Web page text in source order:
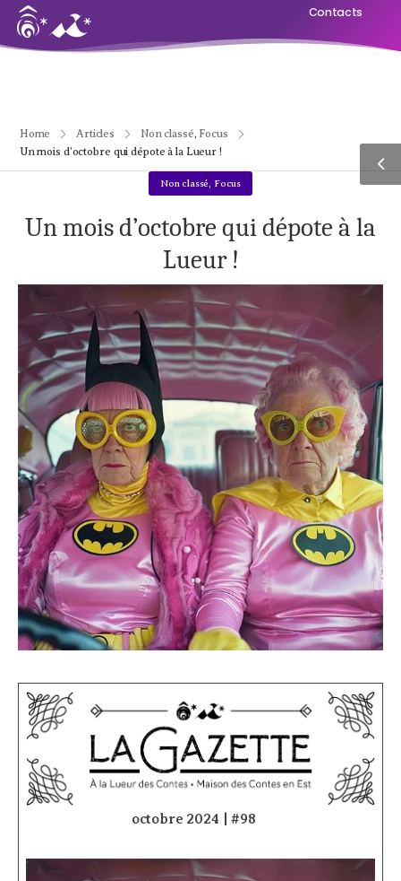
Contacts
Home Articles Non classé, Focus
Un mois d’octobre qui dépote à la Lueur !
Non classé Focus
Un mois d’octobre qui dépote à la
Lueur !
octobre 2024 | #98